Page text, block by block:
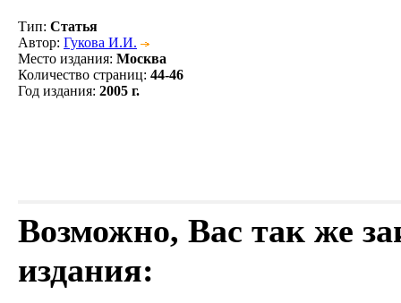
Тип: Статья
Автор: Гукова И.И.
Место издания: Москва
Количество страниц: 44-46
Год издания: 2005 г.
Возможно, Вас так же
издания: